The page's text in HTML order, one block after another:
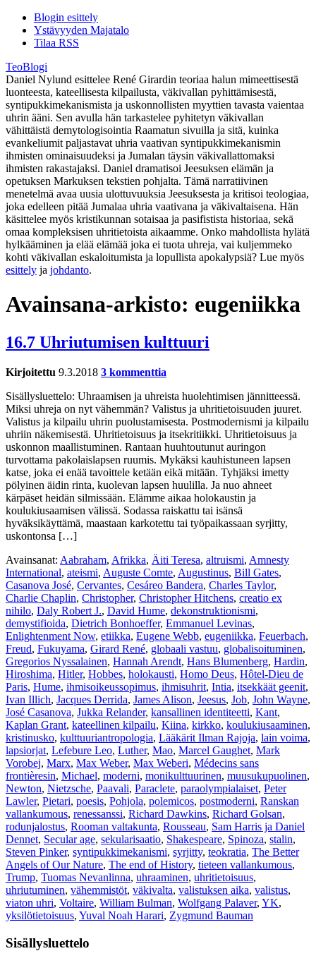
Blogin esittely
Ystävyyden Majatalo
Tilaa RSS
TeoBlogi
Daniel Nylund esittelee René Girardin teoriaa halun mimeettisestä
luonteesta, kateellisesta kilpailusta, väkivallan pyhittämisestä,
syntipukkimekanismista ja uskonnollisten myyttien tavasta vaientaa
uhrin ääni. Sen avulla hän tarkastelee pyhitetyn väkivallan
vähittäistä demytologisointia Raamatun sivuilla ja sitä, kuinka
evankeliumit paljastavat uhria vaativan syntipukkimekanismin
ihmisten ominaisuudeksi ja Jumalan täysin väkivallattomaksi
ihmisten rakastajaksi. Daniel dramatisoi Jeesuksen elämän ja
opetuksen Markuksen tekstien pohjalta. Tämä narratiivinen
menetelmä avaa uusia ulottuvuuksia Jeesuksesta ja kritisoi teologiaa,
joka edelleen pitää Jumalaa uhria vaativana ja väkivaltaisena. Hän
käsittelee myös kristikunnan sotaisaa ja pasifistista historiaa, sekä
omaa kompleksisen uhritietoista aikaamme. Onko mahdollista hylätä
hylkääminen ja elää elämää joka ei tuota uhreja, vai kuljemmeko
kohti väkivallan eskaloitumista ja lopullista apokalypsiä? Lue myös
esittely ja johdanto.
Avainsana-arkisto: eugeniikka
16.7 Uhriutumisen kulttuuri
Kirjoitettu 9.3.2018 3 kommenttia
Sisällysluettelo: Uhraamisen ja uhreista huolehtimisen jännitteessä.
Miksi uhreja on nyt vähemmän? Valistus ja uhritietoisuuden juuret.
Valistus ja kilpailu uhrin puolustamisesta. Postmodernismi ja kilpailu
uhriin näkemisestä. Uhritietoisuus ja itsekritiikki. Uhritietoisuus ja
uskonnon maallistuminen. Rantaan huuhtoutunut auringon
turvottama pakolaislapsen ruumis. Mykäksi kauhistuneen lapsen
katse, joka ei enää tavoittele ketään eikä mitään. Tyhjäksi imetty
pölyinen äidin rinta, kuolevan lapsen huulilla. Ja nuo ahneet
kärpäset heidän silmissään. Elämme aikaa holokaustin ja
koulukiusaamisen välissä. Sodassa raiskattu tai isänsä
hyväksikäyttämä, maastaan karkotettu tai työpaikassaan syrjitty,
uskontonsa […]
Avainsanat: Aabraham, Afrikka, Äiti Teresa, altruismi, Amnesty
International, ateismi, Auguste Comte, Augustinus, Bill Gates,
Casanova José, Cervantes, Cesáreo Bandera, Charles Taylor,
Charlie Chaplin, Christopher, Christopher Hitchens, creatio ex
nihilo, Daly Robert J., David Hume, dekonstruktionismi,
demystifioida, Dietrich Bonhoeffer, Emmanuel Levinas,
Enlightenment Now, etiikka, Eugene Webb, eugeniikka, Feuerbach,
Freud, Fukuyama, Girard René, globaali vastuu, globalisoituminen,
Gregorios Nyssalainen, Hannah Arendt, Hans Blumenberg, Hardin,
Hiroshima, Hitler, Hobbes, holokausti, Homo Deus, Hôtel-Dieu de
Paris, Hume, ihmisoikeussopimus, ihmisuhrit, Intia, itsekkäät geenit,
Ivan Illich, Jacques Derrida, James Alison, Jeesus, Job, John Wayne,
José Casanova, Jukka Relander, kansallinen identiteetti, Kant,
Kaplan Grant, kateellinen kilpailu, Kiina, kirkko, koulukiusaaminen,
kristinusko, kulttuuriantropologia, Lääkärit Ilman Rajoja, lain voima,
lapsiorjat, Lefebure Leo, Luther, Mao, Marcel Gaughet, Mark
Vorobej, Marx, Max Weber, Max Weberi, Médecins sans
frontièresin, Michael, moderni, monikulttuurinen, muusukupuolinen,
Newton, Nietzsche, Paavali, Paraclete, paraolympialaiset, Peter
Lawler, Pietari, poesis, Pohjola, polemicos, postmoderni, Ranskan
vallankumous, renessanssi, Richard Dawkins, Richard Golsan,
rodunjalostus, Rooman valtakunta, Rousseau, Sam Harris ja Daniel
Dennet, Secular age, sekularisaatio, Shakespeare, Spinoza, stalin,
Steven Pinker, syntipukkimekanismi, syrjitty, teokratia, The Better
Angels of Our Nature, The end of History, tieteen vallankumous,
Trump, Tuomas Nevanlinna, uhraaminen, uhritietoisuus,
uhriutuminen, vähemmistöt, väkivalta, valistuksen aika, valistus,
viaton uhri, Voltaire, William Bulman, Wolfgang Palaver, YK,
yksilötietoisuus, Yuval Noah Harari, Zygmund Bauman
Sisällysluettelo